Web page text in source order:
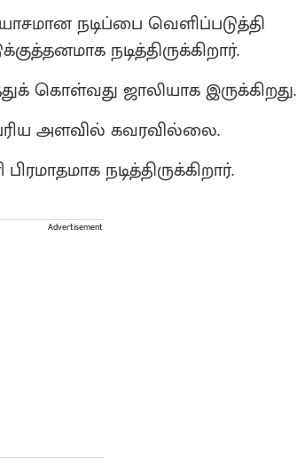
நடிப்பை வெளிப்படுத்தி
நடித்திருக்கிறார்.
கொள்வது ஜாலியாக இருக்கிறது.
அளவில் கவரவில்லை.
நடித்திருக்கிறார்.
Advertisement